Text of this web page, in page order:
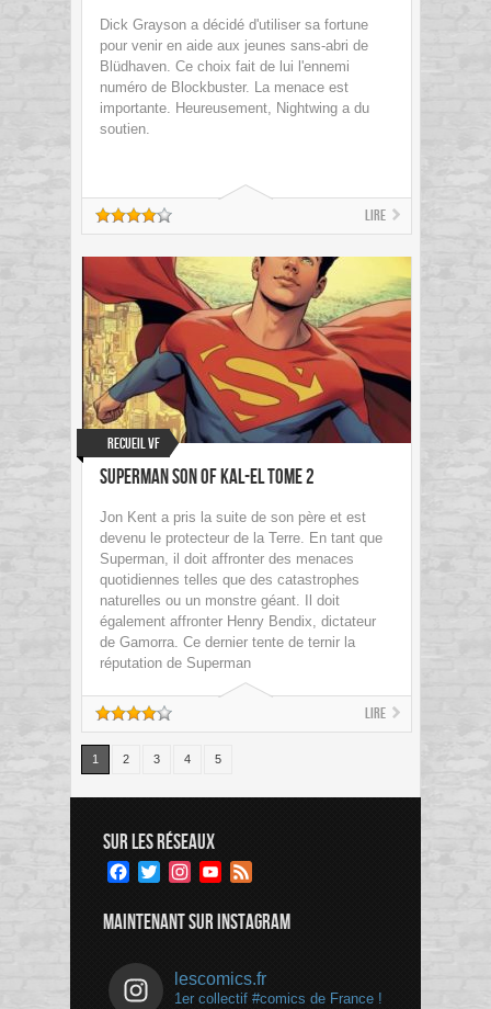
Dick Grayson a décidé d'utiliser sa fortune
pour venir en aide aux jeunes sans-abri de
Blüdhaven. Ce choix fait de lui l'ennemi
numéro de Blockbuster. La menace est
importante. Heureusement, Nightwing a du
soutien.
Lire
Recueil VF
Superman Son of Kal-El tome 2
Jon Kent a pris la suite de son père et est
devenu le protecteur de la Terre. En tant que
Superman, il doit affronter des menaces
quotidiennes telles que des catastrophes
naturelles ou un monstre géant. Il doit
également affronter Henry Bendix, dictateur
de Gamorra. Ce dernier tente de ternir la
réputation de Superman
Lire
1 2 3 4 5
SUR LES RÉSEAUX
Facebook
TwitterInstagramYouTube
MAINTENANT SUR INSTAGRAM
lescomics.fr
1er collectif #comics de France !